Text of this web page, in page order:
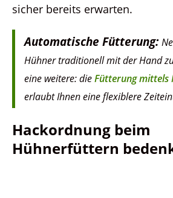
sicher bereits erwarten.
Automatische Fütterung:
Hühner traditionell mit der Hand
eine weitere: dieFütterung mittels
erlaubt Ihnen eine flexiblere
Hackordnung beim
Hühnerfüttern